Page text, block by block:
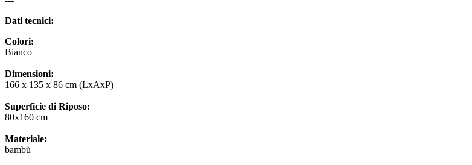
Dati tecnici:
Colori:
Bianco
Dimensioni:
166 x 135 x 86 cm (LxAxP)
Superficie di Riposo:
80x160 cm
Materiale:
bambù